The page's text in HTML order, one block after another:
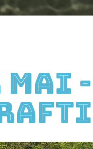
Mai